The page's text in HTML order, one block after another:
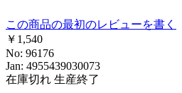
この商品の最初のレビューを書く
￥1,540
No: 96176
Jan: 4955439030073
在庫切れ 生産終了